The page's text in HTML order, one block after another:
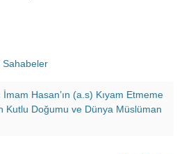
Sahabeler
İmam Hasan’ın (a.s) Kıyam Etmeme
Kutlu Doğumu ve Dünya Müslüman